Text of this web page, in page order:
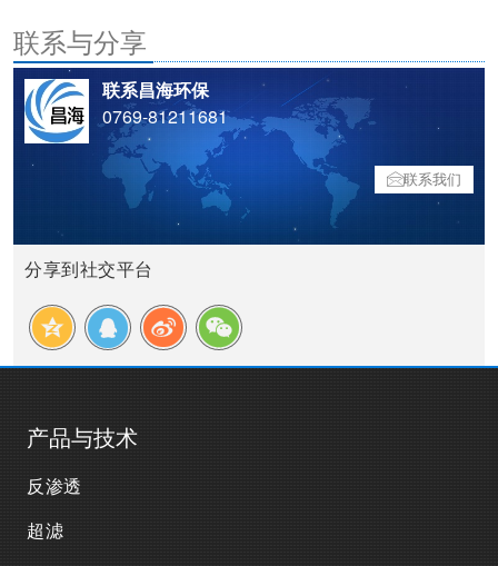
联系与分享
联系昌海环保
0769-81211681
联系我们
分享到社交平台
产品与技术
反渗透
超滤